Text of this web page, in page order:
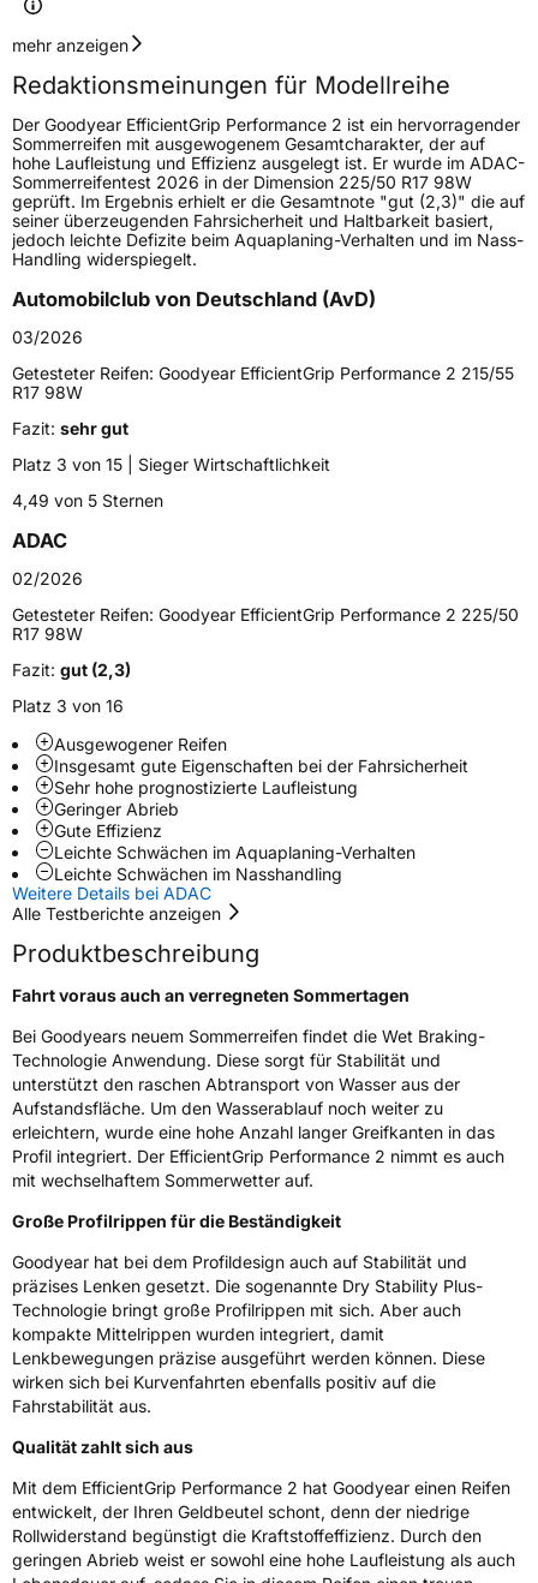
Geschwindigkeitsindex
Höchstgeschwindigkeit
240 km/h
Lastindex91
Höchstlast615 kg
Generelle Merkmale
FahrzeugtypPKW
Verwendung
Modellname EfficientGrip Performance 2
Fahrzeugart
Weitere Eigenschaften
Zustand
EU Label
Effizienz
NasshaftungA
Rollgeräusch (Klasse)
Rollgeräusch (dB)69
FahrzeugklasseC1
3PMSF / Schneeflockensymbol / Alpine-Symbol
EPREL ID610426
Allgemeine Produktsicherheit (GPSR)
HerstellerkontaktGoodyear S.A. Innovation Center Avenue
Gordon Smith 7750 Colmar-Berg Luxemburg,
www.goodyear.eu
mehr anzeigen
Redaktionsmeinungen für Modellreihe
Der Goodyear EfficientGrip Performance 2 ist ein hervorragender
Sommerreifen mit ausgewogenem Gesamtcharakter, der auf
hohe Laufleistung und Effizienz ausgelegt ist. Er wurde im ADAC-
Sommerreifentest 2026 in der Dimension 225/50 R17 98W
geprüft. Im Ergebnis erhielt er die Gesamtnote "gut (2,3)" die auf
seiner überzeugenden Fahrsicherheit und Haltbarkeit basiert,
jedoch leichte Defizite beim Aquaplaning-Verhalten und im Nass-
Handling widerspiegelt.
Automobilclub von Deutschland (AvD)
03/2026
Getesteter Reifen: Goodyear EfficientGrip Performance 2 215/55
R17 98W
Fazit: sehr gut
Platz 3 von 15 | Sieger Wirtschaftlichkeit
4,49 von 5 Sternen
ADAC
02/2026
Getesteter Reifen: Goodyear EfficientGrip Performance 2 225/50
R17 98W
Fazit: gut (2,3)
Platz 3 von 16
Ausgewogener Reifen
Insgesamt gute Eigenschaften bei der Fahrsicherheit
Sehr hohe prognostizierte Laufleistung
Geringer Abrieb
Gute Effizienz
Leichte Schwächen im Aquaplaning-Verhalten
Leichte Schwächen im Nasshandling
Weitere Details bei ADAC
Alle Testberichte anzeigen
Produktbeschreibung
Fahrt voraus auch an verregneten Sommertagen
Bei Goodyears neuem Sommerreifen findet die Wet Braking-
Technologie Anwendung. Diese sorgt für Stabilität und
unterstützt den raschen Abtransport von Wasser aus der
Aufstandsfläche. Um den Wasserablauf noch weiter zu
erleichtern, wurde eine hohe Anzahl langer Greifkanten in das
Profil integriert. Der EfficientGrip Performance 2 nimmt es auch
mit wechselhaftem Sommerwetter auf.
Große Profilrippen für die Beständigkeit
Goodyear hat bei dem Profildesign auch auf Stabilität und
präzises Lenken gesetzt. Die sogenannte Dry Stability Plus-
Technologie bringt große Profilrippen mit sich. Aber auch
kompakte Mittelrippen wurden integriert, damit
Lenkbewegungen präzise ausgeführt werden können. Diese
wirken sich bei Kurvenfahrten ebenfalls positiv auf die
Fahrstabilität aus.
Qualität zahlt sich aus
Mit dem EfficientGrip Performance 2 hat Goodyear einen Reifen
entwickelt, der Ihren Geldbeutel schont, denn der niedrige
Rollwiderstand begünstigt die Kraftstoffeffizienz. Durch den
geringen Abrieb weist er sowohl eine hohe Laufleistung als auch